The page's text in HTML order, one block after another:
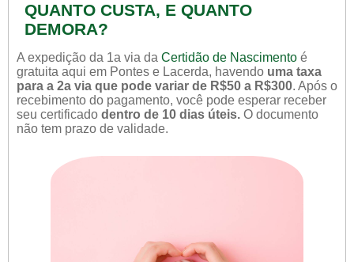
QUANTO CUSTA, E QUANTO
DEMORA?
A expedição da 1a via da Certidão de Nascimento é
gratuita aqui em Pontes e Lacerda, havendo uma taxa
para a 2a via que pode variar de R$50 a R$300. Após o
recebimento do pagamento, você pode esperar receber
seu certificado dentro de 10 dias úteis. O documento
não tem prazo de validade.